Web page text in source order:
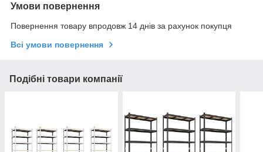
Умови повернення
Повернення товару впродовж 14 днів за рахунок покупця
Всі умови повернення
Подібні товари компанії